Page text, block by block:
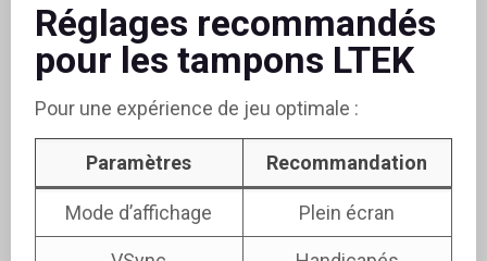
Réglages recommandés
pour les tampons LTEK
Pour une expérience de jeu optimale :
Paramètres Recommandation
Mode d’affichage Plein écran